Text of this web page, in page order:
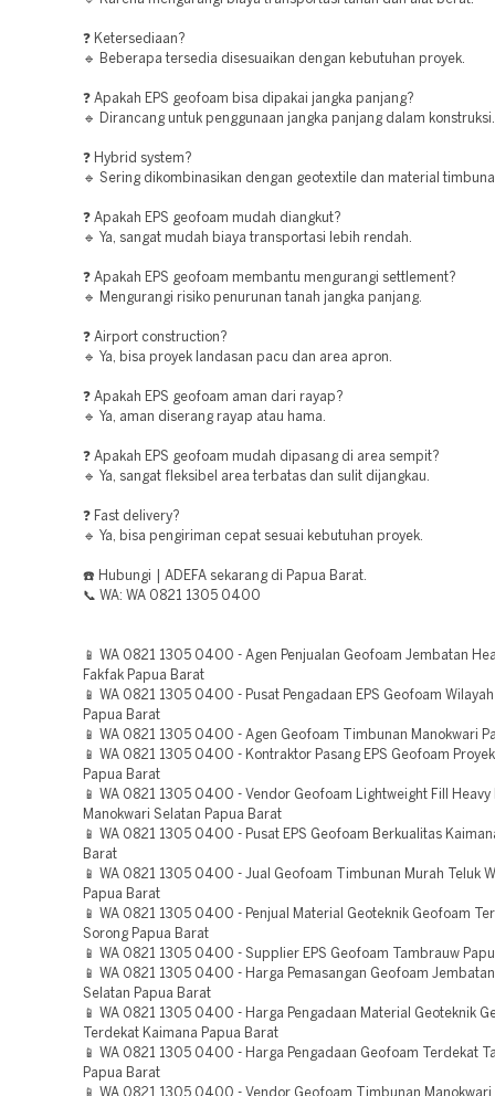
❓ Ketersediaan?
🔹 Beberapa tersedia disesuaikan dengan kebutuhan proyek.
❓ Apakah EPS geofoam bisa dipakai jangka panjang?
🔹 Dirancang untuk penggunaan jangka panjang dalam konstruksi.
❓ Hybrid system?
🔹 Sering dikombinasikan dengan geotextile dan material
❓ Apakah EPS geofoam mudah diangkut?
🔹 Ya, sangat mudah biaya transportasi lebih rendah.
❓ Apakah EPS geofoam membantu mengurangi settlement?
🔹 Mengurangi risiko penurunan tanah jangka panjang.
❓ Airport construction?
🔹 Ya, bisa proyek landasan pacu dan area apron.
❓ Apakah EPS geofoam aman dari rayap?
🔹 Ya, aman diserang rayap atau hama.
❓ Apakah EPS geofoam mudah dipasang di area sempit?
🔹 Ya, sangat fleksibel area terbatas dan sulit dijangkau.
❓ Fast delivery?
🔹 Ya, bisa pengiriman cepat sesuai kebutuhan proyek.
☎️ Hubungi | ADEFA sekarang di Papua Barat.
📞 WA: WA 0821 1305 0400
📱 WA 0821 1305 0400 - Agen Penjualan Geofoam Jembatan
Fakfak Papua Barat
📱 WA 0821 1305 0400 - Pusat Pengadaan EPS Geofoam
Papua Barat
📱 WA 0821 1305 0400 - Agen Geofoam Timbunan Manokwari
📱 WA 0821 1305 0400 - Kontraktor Pasang EPS Geofoam
Papua Barat
📱 WA 0821 1305 0400 - Vendor Geofoam Lightweight Fill Heavy
Manokwari Selatan Papua Barat
📱 WA 0821 1305 0400 - Pusat EPS Geofoam Berkualitas
Barat
📱 WA 0821 1305 0400 - Jual Geofoam Timbunan Murah Teluk
Papua Barat
📱 WA 0821 1305 0400 - Penjual Material Geoteknik Geofoam
Sorong Papua Barat
📱 WA 0821 1305 0400 - Supplier EPS Geofoam Tambrauw
📱 WA 0821 1305 0400 - Harga Pemasangan Geofoam
Selatan Papua Barat
📱 WA 0821 1305 0400 - Harga Pengadaan Material Geoteknik
Terdekat Kaimana Papua Barat
📱 WA 0821 1305 0400 - Harga Pengadaan Geofoam Terdekat
Papua Barat
📱 WA 0821 1305 0400 - Vendor Geofoam Timbunan Manokwari